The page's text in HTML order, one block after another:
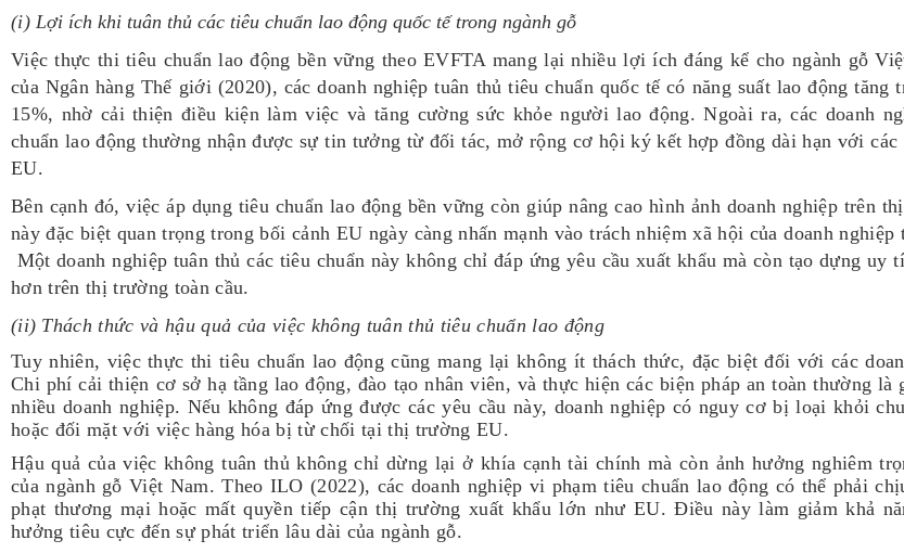
(i) Lợi ích khi tuân thủ các tiêu chuẩn lao động quốc tế trong ngành gỗ
Việc thực thi tiêu chuẩn lao động bền vững theo EVFTA mang lại nhiều lợi ích đáng kể cho ngành gỗ
của Ngân hàng Thế giới (2020), các doanh nghiệp tuân thủ tiêu chuẩn quốc tế có năng suất lao động tăng
15%, nhờ cải thiện điều kiện làm việc và tăng cường sức khỏe người lao động. Ngoài ra, các doanh
chuẩn lao động thường nhận được sự tin tưởng từ đối tác, mở rộng cơ hội ký kết hợp đồng dài hạn với các
EU.
Bên cạnh đó, việc áp dụng tiêu chuẩn lao động bền vững còn giúp nâng cao hình ảnh doanh nghiệp trên
này đặc biệt quan trọng trong bối cảnh EU ngày càng nhấn mạnh vào trách nhiệm xã hội của doanh
Một doanh nghiệp tuân thủ các tiêu chuẩn này không chỉ đáp ứng yêu cầu xuất khẩu mà còn tạo dựng uy
hơn trên thị trường toàn cầu.
(ii) Thách thức và hậu quả của việc không tuân thủ tiêu chuẩn lao động
Tuy nhiên, việc thực thi tiêu chuẩn lao động cũng mang lại không ít thách thức, đặc biệt đối với các
Chi phí cải thiện cơ sở hạ tầng lao động, đào tạo nhân viên, và thực hiện các biện pháp an toàn thường
nhiều doanh nghiệp. Nếu không đáp ứng được các yêu cầu này, doanh nghiệp có nguy cơ bị loại khỏi
hoặc đối mặt với việc hàng hóa bị từ chối tại thị trường EU.
Hậu quả của việc không tuân thủ không chỉ dừng lại ở khía cạnh tài chính mà còn ảnh hưởng nghiêm
của ngành gỗ Việt Nam. Theo ILO (2022), các doanh nghiệp vi phạm tiêu chuẩn lao động có thể phải
phạt thương mại hoặc mất quyền tiếp cận thị trường xuất khẩu lớn như EU. Điều này làm giảm khả
hưởng tiêu cực đến sự phát triển lâu dài của ngành gỗ.